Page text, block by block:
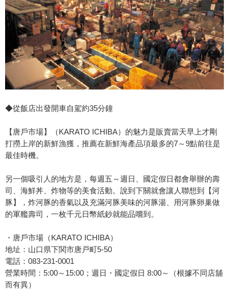
◆從飯店出發開車自駕約35分鐘
【唐戶市場】（KARATO ICHIBA）的魅力是販賣當天早上才剛
打撈上岸的新鮮漁獲，推薦在新鮮海產品項最多的7～9點前往是
最佳時機。
另一個吸引人的地方是，每週五～週日、國定假日都會舉辦的壽
司、海鮮丼、炸物等的美食活動。說到下關就會讓人聯想到【河
豚】，炸河豚的香氣以及充滿河豚美味的河豚湯、用河豚卵巢做
的軍艦壽司，一枚千元日幣紙鈔就能品嚐到。
・唐戶市場（KARATO ICHIBA）
地址：山口県下関市唐戸町5-50
電話：083-231-0001
營業時間：5:00～15:00；週日・國定假日 8:00～（根據不同店舖
而有異）